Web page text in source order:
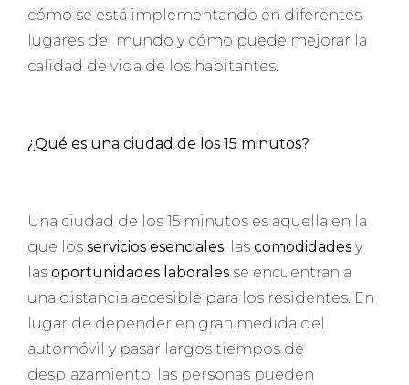
cómo se está implementando en diferentes
lugares del mundo y cómo puede mejorar la
calidad de vida de los habitantes.
¿Qué es una ciudad de los 15 minutos?
Una ciudad de los 15 minutos es aquella en la
que los servicios esenciales , las comodidades y
las oportunidades laborales se encuentran a
una distancia accesible para los residentes. En
lugar de depender en gran medida del
automóvil y pasar largos tiempos de
desplazamiento, las personas pueden